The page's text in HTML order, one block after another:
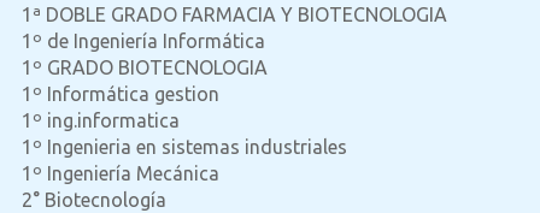
1ª DOBLE GRADO FARMACIA Y BIOTECNOLOGIA
1º de Ingeniería Informática
1º GRADO BIOTECNOLOGIA
1º Informática gestion
1º ing.informatica
1º Ingenieria en sistemas industriales
1º Ingeniería Mecánica
2° Biotecnología